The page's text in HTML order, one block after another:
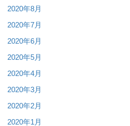
2020年8月
2020年7月
2020年6月
2020年5月
2020年4月
2020年3月
2020年2月
2020年1月